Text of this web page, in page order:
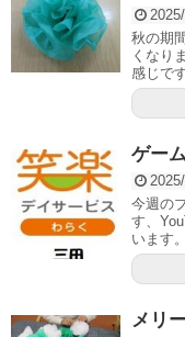
秋の期
くなり
感じで
ゲー
今週の
す、
います
メリ